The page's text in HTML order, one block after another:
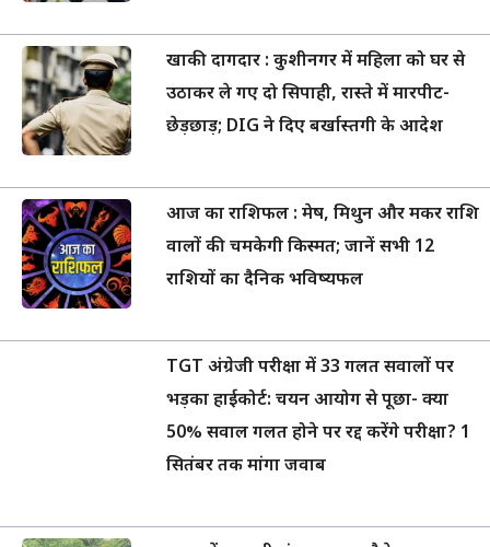
खाकी दागदार : कुशीनगर में महिला को घर से
उठाकर ले गए दो सिपाही, रास्ते में मारपीट-
छेड़छाड़; DIG ने दिए बर्खास्तगी के आदेश
आज का राशिफल : मेष, मिथुन और मकर राशि
वालों की चमकेगी किस्मत; जानें सभी 12
राशियों का दैनिक भविष्यफल
TGT अंग्रेजी परीक्षा में 33 गलत सवालों पर
भड़का हाईकोर्ट: चयन आयोग से पूछा- क्या
50% सवाल गलत होने पर रद्द करेंगे परीक्षा? 1
सितंबर तक मांगा जवाब